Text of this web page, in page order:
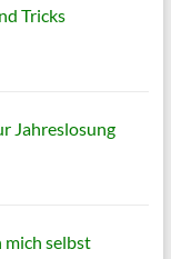
Tricks
Jahreslosung
mich selbst